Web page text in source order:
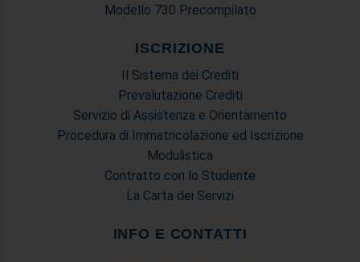
Modello 730 Precompilato
ISCRIZIONE
Il Sistema dei Crediti
Prevalutazione Crediti
Servizio di Assistenza e Orientamento
Procedura di Immatricolazione ed Iscrizione
Modulistica
Contratto con lo Studente
La Carta dei Servizi
INFO E CONTATTI